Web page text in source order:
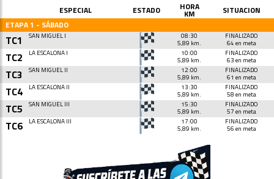
ESPECIAL ESTADO HORA
KM
SITUACION
ETAPA 1 - SÁBADO
TC1 SAN MIGUEL I
08:30
5,89 km.
FINALIZADO
64 en meta
TC2 LA ESCALONA I
10:00
5,89 km.
FINALIZADO
63 en meta
TC3 SAN MIGUEL II
12:00
5,89 km.
FINALIZADO
61 en meta
TC4 LA ESCALONA II
13:30
5,89 km.
FINALIZADO
58 en meta
TC5 SAN MIGUEL III
15:30
5,89 km.
FINALIZADO
57 en meta
TC6 LA ESCALONA III
17:00
5,89 km.
FINALIZADO
56 en meta